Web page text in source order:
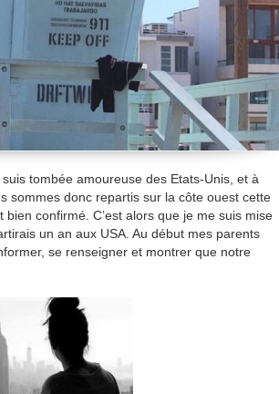
tombée amoureuse des Etats-Unis, et à
sommes donc repartis sur la côte ouest cette
bien confirmé. C’est alors que je me suis mise
un an aux USA. Au début mes parents
se renseigner et montrer que notre